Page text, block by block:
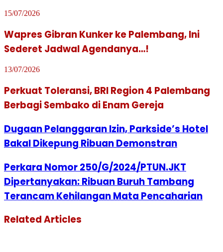
15/07/2026
Wapres Gibran Kunker ke Palembang, Ini
Sederet Jadwal Agendanya…!
13/07/2026
Perkuat Toleransi, BRI Region 4 Palembang
Berbagi Sembako di Enam Gereja
Dugaan Pelanggaran Izin, Parkside’s Hotel
Bakal Dikepung Ribuan Demonstran
Perkara Nomor 250/G/2024/PTUN.JKT
Dipertanyakan: Ribuan Buruh Tambang
Terancam Kehilangan Mata Pencaharian
Related Articles